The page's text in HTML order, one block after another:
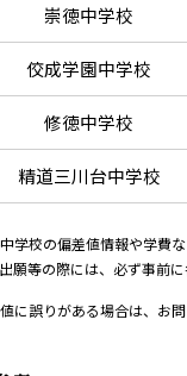
崇徳中学校
佼成学園中学校
修徳中学校
精道三川台中学校
学校の偏差値情報や学費
願等の際には、必ず事前
に誤りがある場合は、お